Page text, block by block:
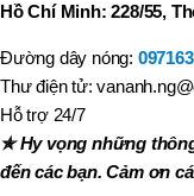
Hồ Chí Minh: 228/55,
Đường dây nóng:
Thư điện tử:
Hỗ trợ 24/7
✯ Hy vọng những
đến các bạn. Cảm ơn